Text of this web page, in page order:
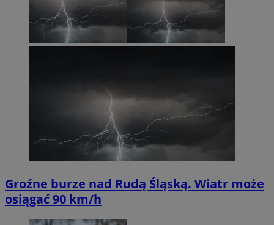
Groźne burze nad Rudą Śląską. Wiatr może
osiągać 90 km/h